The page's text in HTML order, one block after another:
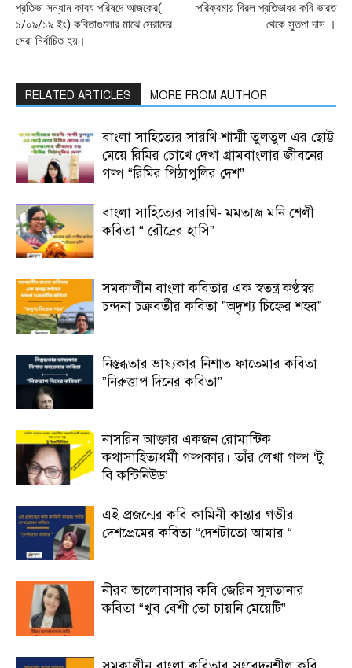
প্রতিভা সন্ধান কাব্য পরিষদে আজকের(
১/০৯/১৯ ইং) কবিতাগুলোর মাঝে সেরাদের
সেরা নির্বাচিত হয়।
পরিক্রমায় বিরল প্রতিভাধর কবি ভারত
থেকে সুতপা দাস ।
RELATED ARTICLES MORE FROM AUTHOR
বাংলা সাহিত্যের সারথি-শাম্মী তুলতুল এর ছোট্ট
মেয়ে রিমির চোখে দেখা গ্রামবাংলার জীবনের
গল্প “রিমির পিঠাপুলির দেশ”
বাংলা সাহিত্যের সারথি- মমতাজ মনি শেলী
কবিতা “ রৌদ্রের হাসি”
সমকালীন বাংলা কবিতার এক স্বতন্ত্র কণ্ঠস্বর
চন্দনা চক্রবর্তীর কবিতা ”অদৃশ্য চিহ্নের শহর”
নিস্তব্ধতার ভাষ্যকার নিশাত ফাতেমার কবিতা
”নিরুত্তাপ দিনের কবিতা”
নাসরিন আক্তার একজন রোমান্টিক
কথাসাহিত্যধর্মী গল্পকার। তাঁর লেখা গল্প ‘টু
বি কন্টিনিউড’
এই প্রজন্মের কবি কামিনী কান্তার গভীর
দেশপ্রেমের কবিতা “দেশটাতো আমার “
নীরব ভালোবাসার কবি জেরিন সুলতানার
কবিতা “খুব বেশী তো চায়নি মেয়েটি”